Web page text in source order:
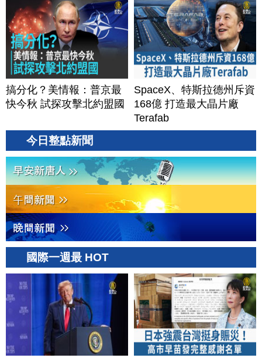
搞分化？美情報：普京最
快今秋 試探攻擊北約盟國
SpaceX、特斯拉德州斥資
168億 打造最大晶片廠
Terafab
今日整點新聞
國際一週最 HOT